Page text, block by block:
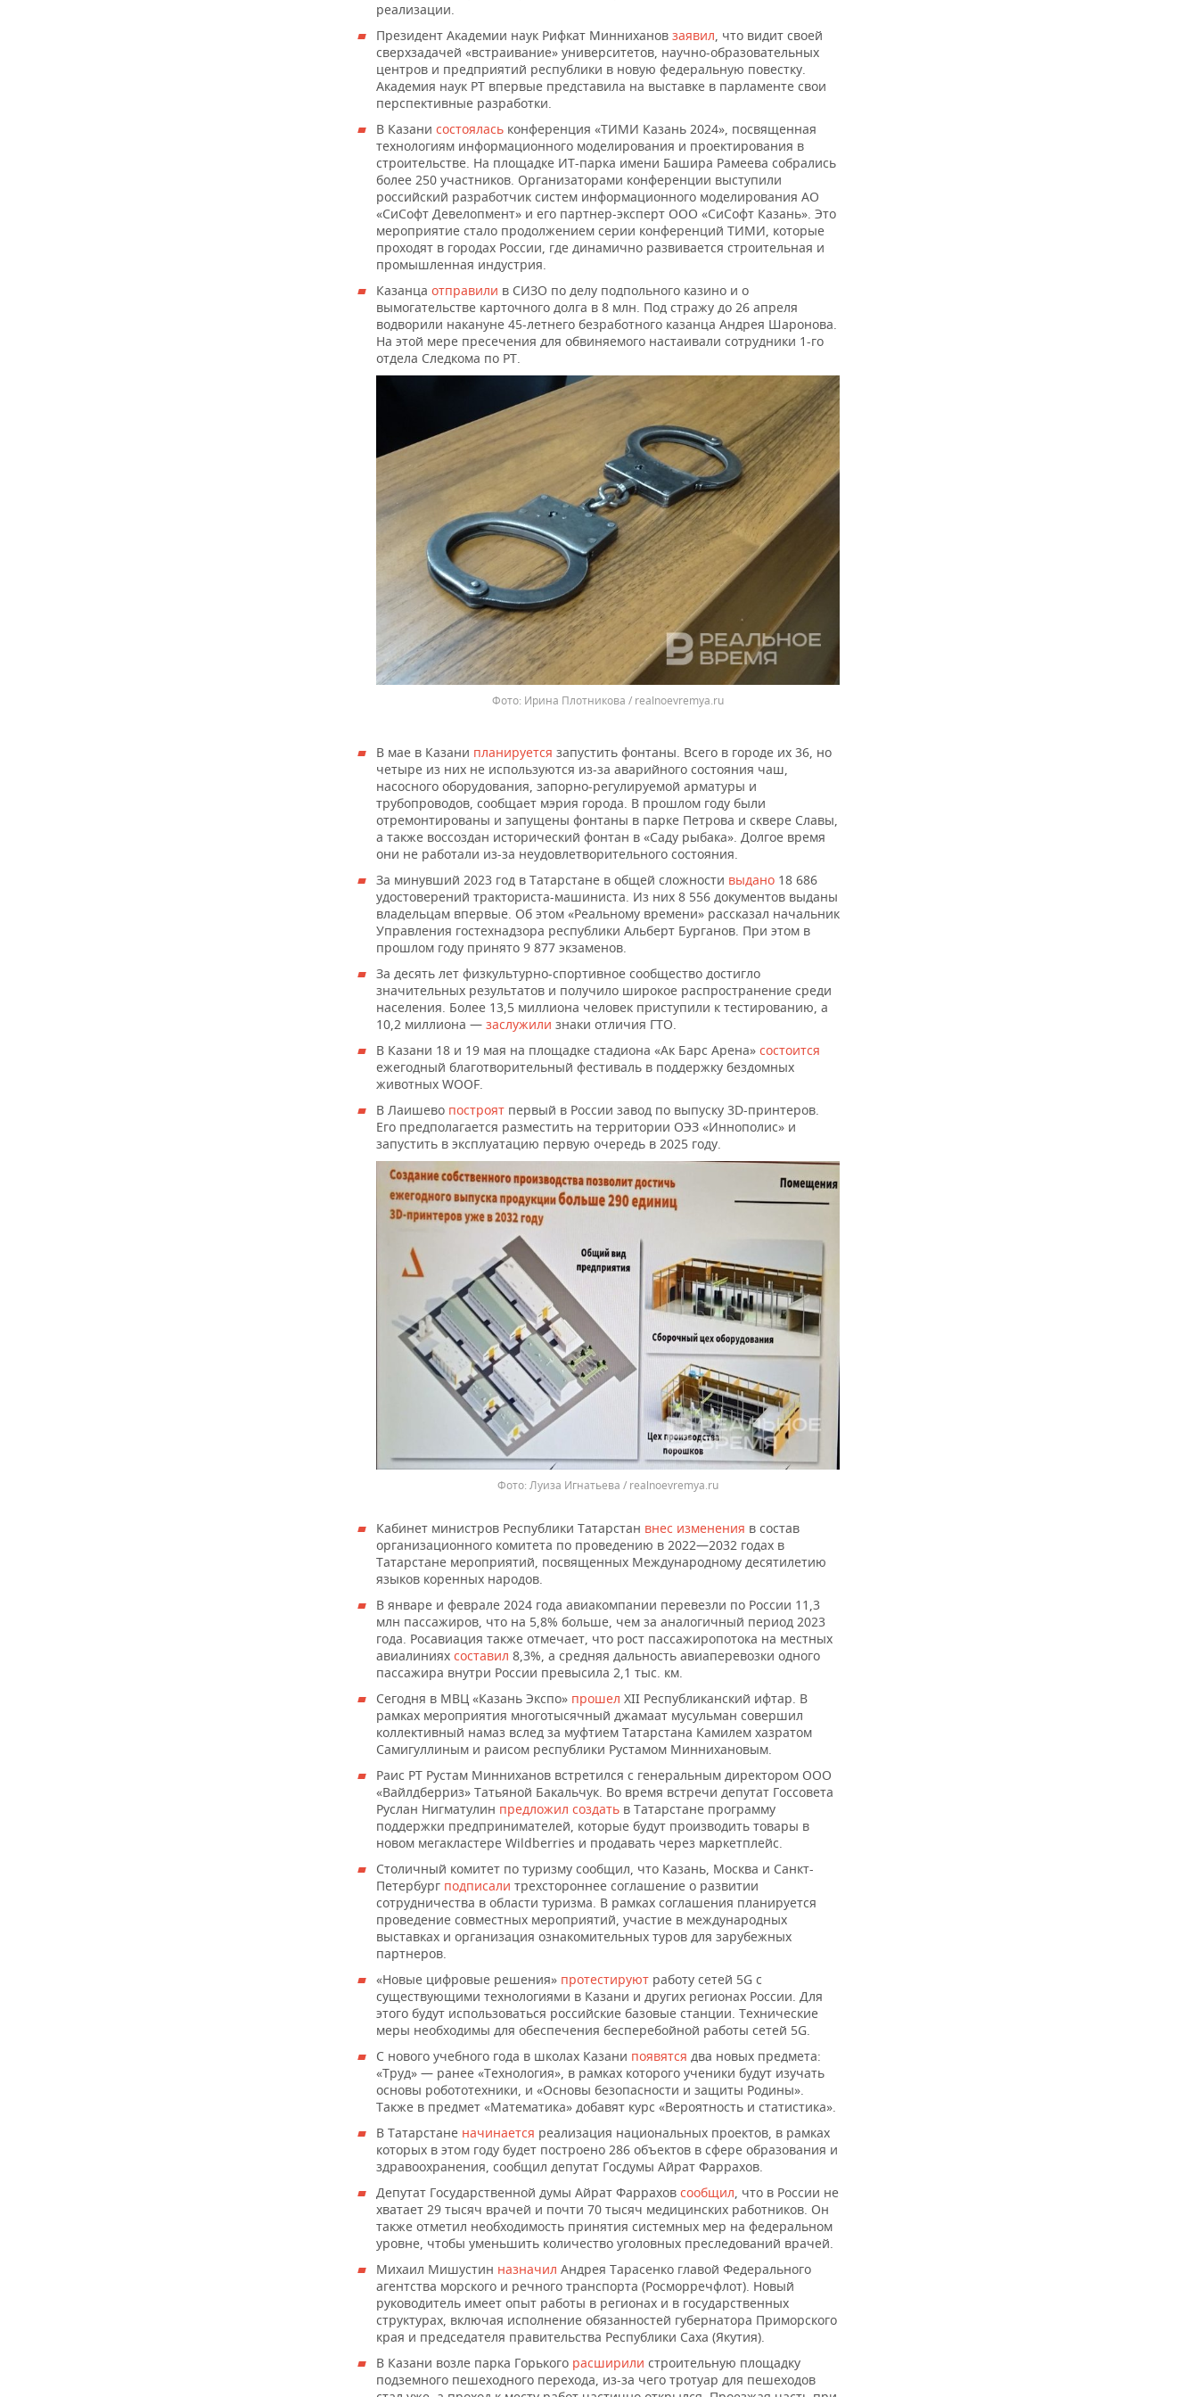
реализации.
Президент Академии наук Рифкат Минниханов заявил, что видит своей
сверхзадачей «встраивание» университетов, научно-образовательных
центров и предприятий республики в новую федеральную повестку.
Академия наук РТ впервые представила на выставке в парламенте свои
перспективные разработки.
В Казани состоялась конференция «ТИМИ Казань 2024», посвященная
технологиям информационного моделирования и проектирования в
строительстве. На площадке ИТ-парка имени Башира Рамеева собрались
более 250 участников. Организаторами конференции выступили
российский разработчик систем информационного моделирования АО
«СиСофт Девелопмент» и его партнер-эксперт ООО «СиСофт Казань». Это
мероприятие стало продолжением серии конференций ТИМИ, которые
проходят в городах России, где динамично развивается строительная и
промышленная индустрия.
Казанца отправили в СИЗО по делу подпольного казино и о
вымогательстве карточного долга в 8 млн. Под стражу до 26 апреля
водворили накануне 45-летнего безработного казанца Андрея Шаронова.
На этой мере пресечения для обвиняемого настаивали сотрудники 1-го
отдела Следкома по РТ.
Ирина Плотникова / realnoevremya.ru
В мае в Казани планируется запустить фонтаны. Всего в городе их 36, но
четыре из них не используются из-за аварийного состояния чаш,
насосного оборудования, запорно-регулируемой арматуры и
трубопроводов, сообщает мэрия города. В прошлом году были
отремонтированы и запущены фонтаны в парке Петрова и сквере Славы,
а также воссоздан исторический фонтан в «Саду рыбака». Долгое время
они не работали из-за неудовлетворительного состояния.
За минувший 2023 год в Татарстане в общей сложности выдано 18 686
удостоверений тракториста-машиниста. Из них 8 556 документов выданы
владельцам впервые. Об этом «Реальному времени» рассказал начальник
Управления гостехнадзора республики Альберт Бурганов. При этом в
прошлом году принято 9 877 экзаменов.
За десять лет физкультурно-спортивное сообщество достигло
значительных результатов и получило широкое распространение среди
населения. Более 13,5 миллиона человек приступили к тестированию, а
10,2 миллиона — заслужили знаки отличия ГТО.
В Казани 18 и 19 мая на площадке стадиона «Ак Барс Арена» состоится
ежегодный благотворительный фестиваль в поддержку бездомных
животных WOOF.
В Лаишево построят первый в России завод по выпуску 3D-принтеров.
Его предполагается разместить на территории ОЭЗ «Иннополис» и
запустить в эксплуатацию первую очередь в 2025 году.
Луиза Игнатьева / realnoevremya.ru
Кабинет министров Республики Татарстан внес изменения в состав
организационного комитета по проведению в 2022—2032 годах в
Татарстане мероприятий, посвященных Международному десятилетию
языков коренных народов.
В январе и феврале 2024 года авиакомпании перевезли по России 11,3
млн пассажиров, что на 5,8% больше, чем за аналогичный период 2023
года. Росавиация также отмечает, что рост пассажиропотока на местных
авиалиниях составил 8,3%, а средняя дальность авиаперевозки одного
пассажира внутри России превысила 2,1 тыс. км.
Сегодня в МВЦ «Казань Экспо» прошел XII Республиканский ифтар. В
рамках мероприятия многотысячный джамаат мусульман совершил
коллективный намаз вслед за муфтием Татарстана Камилем хазратом
Самигуллиным и раисом республики Рустамом Миннихановым.
Раис РТ Рустам Минниханов встретился с генеральным директором ООО
«Вайлдберриз» Татьяной Бакальчук. Во время встречи депутат Госсовета
Руслан Нигматулин предложил создать в Татарстане программу
поддержки предпринимателей, которые будут производить товары в
новом мегакластере Wildberries и продавать через маркетплейс.
Столичный комитет по туризму сообщил, что Казань, Москва и Санкт-
Петербург подписали трехстороннее соглашение о развитии
сотрудничества в области туризма. В рамках соглашения планируется
проведение совместных мероприятий, участие в международных
выставках и организация ознакомительных туров для зарубежных
партнеров.
«Новые цифровые решения» протестируют работу сетей 5G с
существующими технологиями в Казани и других регионах России. Для
этого будут использоваться российские базовые станции. Технические
меры необходимы для обеспечения бесперебойной работы сетей 5G.
С нового учебного года в школах Казани появятся два новых предмета:
«Труд» — ранее «Технология», в рамках которого ученики будут изучать
основы робототехники, и «Основы безопасности и защиты Родины».
Также в предмет «Математика» добавят курс «Вероятность и статистика».
В Татарстане начинается реализация национальных проектов, в рамках
которых в этом году будет построено 286 объектов в сфере образования и
здравоохранения, сообщил депутат Госдумы Айрат Фаррахов.
Депутат Государственной думы Айрат Фаррахов сообщил, что в России не
хватает 29 тысяч врачей и почти 70 тысяч медицинских работников. Он
также отметил необходимость принятия системных мер на федеральном
уровне, чтобы уменьшить количество уголовных преследований врачей.
Михаил Мишустин назначил Андрея Тарасенко главой Федерального
агентства морского и речного транспорта (Росморречфлот). Новый
руководитель имеет опыт работы в регионах и в государственных
структурах, включая исполнение обязанностей губернатора Приморского
края и председателя правительства Республики Саха (Якутия).
В Казани возле парка Горького расширили строительную площадку
подземного пешеходного перехода, из-за чего тротуар для пешеходов